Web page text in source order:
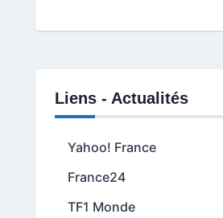
Liens - Actualités
Yahoo! France
France24
TF1 Monde